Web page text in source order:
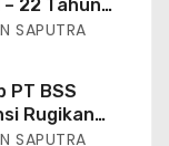
22 Tahun
Viral Di
Roda
Media
Pemda
SAPUTRA
PT BSS
Rugikan
ATR/BPN Di
SAPUTRA